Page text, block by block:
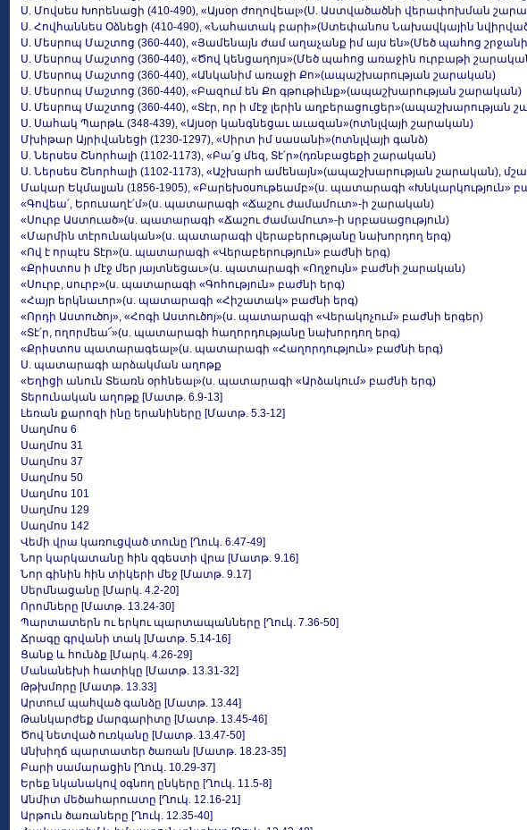
Ս. Մովսես Խորենացի (410-490), «Այսօր ժողովեալ»(Ս. Աստվածածնի վերափոխման
Ս. Հովհաննես Օձնեցի (410-490), «Նահատակ բարի»(Ստեփանոս Նախավկային
Ս. Մեսրոպ Մաշտոց (360-440), «Յամենայն ժամ աղաչանք իմ այս են»(Մեծ պահոց
Ս. Մեսրոպ Մաշտոց (360-440), «Ծով կենցաղոյս»(Մեծ պահոց առաջին ուրբաթի
Ս. Մեսրոպ Մաշտոց (360-440), «Անկանիմ առաջի Քո»(ապաշխարության շարական)
Ս. Մեսրոպ Մաշտոց (360-440), «Բազում են Քո գթութիւնք»(ապաշխարության շարական)
Ս. Մեսրոպ Մաշտոց (360-440), «Տէր, որ ի մէջ լերին աղբերացուցեր»(ապաշխարության
Ս. Սահակ Պարթև (348-439), «Այսօր կանգնեցաւ աւազան»(ոտնլվայի շարական)
Մխիթար Այրիվանեցի (1230-1297), «Սիրտ իմ սասանի»(ոտնլվայի գանձ)
Ս. Ներսես Շնորհալի (1102-1173), «Բա՛ց մեզ, Տէ՛ր»(դռնբացեքի շարական)
Ս. Ներսես Շնորհալի (1102-1173), «Աշխարհ ամենայն»(ապաշխարության շարական),
Մակար Եկմալյան (1856-1905), «Բարեխօսութեամբ»(ս. պատարագի «Խնկարկություն»
«Գովեա՛, Երուսաղէ՛մ»(ս. պատարագի «Ճաշու ժամամուտ»-ի շարական)
«Սուրբ Աստուած»(ս. պատարագի «Ճաշու ժամամուտ»-ի սրբասացություն)
«Մարմին տէրունական»(ս. պատարագի վերաբերությանը նախորդող երգ)
«Ով է որպէս Տէր»(ս. պատարագի «Վերաբերություն» բաժնի երգ)
«Քրիստոս ի մէջ մեր յայտնեցաւ»(ս. պատարագի «Ողջույն» բաժնի շարական)
«Սուրբ, սուրբ»(ս. պատարագի «Գոհություն» բաժնի երգ)
«Հայր երկնաւոր»(ս. պատարագի «Հիշատակ» բաժնի երգ)
«Որդի Աստուծոյ», «Հոգի Աստուծոյ»(ս. պատարագի «Վերակոչում» բաժնի երգեր)
«Տէ՛ր, ողորմեա՜»(ս. պատարագի հաղորդությանը նախորդող երգ)
«Քրիստոս պատարագեալ»(ս. պատարագի «Հաղորդություն» բաժնի երգ)
Ս. պատարագի արձակման աղոթք
«Եղիցի անուն Տեառն օրհնեալ»(ս. պատարագի «Արձակում» բաժնի երգ)
Տերունական աղոթք [Մատթ. 6.9-13]
Լեռան քարոզի ինը երանիները [Մատթ. 5.3-12]
Սաղմոս 6
Սաղմոս 31
Սաղմոս 37
Սաղմոս 50
Սաղմոս 101
Սաղմոս 129
Սաղմոս 142
Վեմի վրա կառուցված տունը [Ղուկ. 6.47-49]
Նոր կարկատանը հին զգեստի վրա [Մատթ. 9.16]
Նոր գինին հին տիկերի մեջ [Մատթ. 9.17]
Սերմնացանը [Մարկ. 4.2-20]
Որոմները [Մատթ. 13.24-30]
Պարտատերն ու երկու պարտապանները [Ղուկ. 7.36-50]
Ճրագը գրվանի տակ [Մատթ. 5.14-16]
Ցանք և հունձք [Մարկ. 4.26-29]
Մանանեխի հատիկը [Մատթ. 13.31-32]
Թթխմորը [Մատթ. 13.33]
Արտում պահված գանձը [Մատթ. 13.44]
Թանկարժեք մարգարիտը [Մատթ. 13.45-46]
Ծով նետված ուռկանը [Մատթ. 13.47-50]
Անխիղճ պարտատեր ծառան [Մատթ. 18.23-35]
Բարի սամարացին [Ղուկ. 10.29-37]
Երեք նկանակով օգնող ընկերը [Ղուկ. 11.5-8]
Անմիտ մեծահարուստը [Ղուկ. 12.16-21]
Արթուն ծառաները [Ղուկ. 12.35-40]